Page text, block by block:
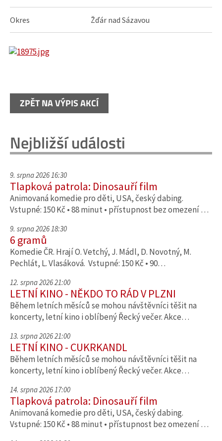
Okres Žďár nad Sázavou
ZPĚT NA VÝPIS AKCÍ
Nejbližší události
9. srpna 2026 16:30
Tlapková patrola: Dinosauří film
Animovaná komedie pro děti, USA, český dabing.
Vstupné: 150 Kč • 88 minut • přístupnost bez omezení …
9. srpna 2026 18:30
6 gramů
Komedie ČR. Hrají O. Vetchý, J. Mádl, D. Novotný, M.
Pechlát, L. Vlasáková. Vstupné: 150 Kč • 90…
12. srpna 2026 21:00
LETNÍ KINO - NĚKDO TO RÁD V PLZNI
Během letních měsíců se mohou návštěvníci těšit na
koncerty, letní kino i oblíbený Řecký večer. Akce…
13. srpna 2026 21:00
LETNÍ KINO - CUKRKANDL
Během letních měsíců se mohou návštěvníci těšit na
koncerty, letní kino i oblíbený Řecký večer. Akce…
14. srpna 2026 17:00
Tlapková patrola: Dinosauří film
Animovaná komedie pro děti, USA, český dabing.
Vstupné: 150 Kč • 88 minut • přístupnost bez omezení …